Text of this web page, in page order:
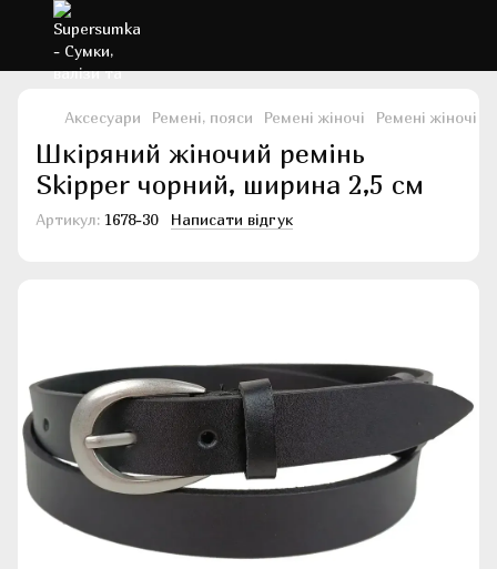
Аксесуари Ремені, пояси Ремені жіночі Ремені жіночі
Шкіряний жіночий ремінь
Skipper чорний, ширина 2,5 см
Артикул: 1678-30 Написати відгук